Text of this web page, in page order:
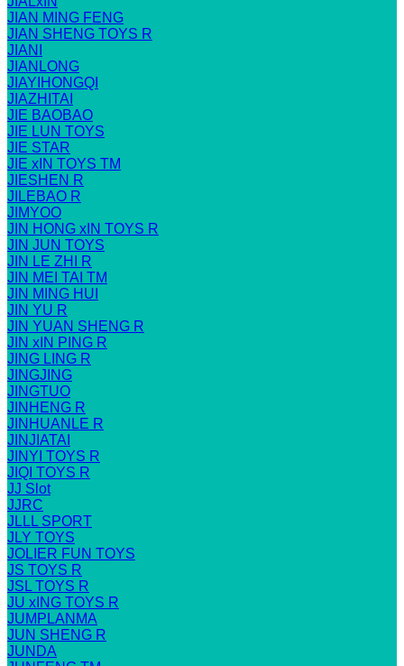
JIAN MING FENG
JIAN SHENG TOYS R
JIANI
JIANLONG
JIAYIHONGQI
JIAZHITAI
JIE BAOBAO
JIE LUN TOYS
JIE STAR
JIE xIN TOYS TM
JIESHEN R
JILEBAO R
JIMYOO
JIN HONG xIN TOYS R
JIN JUN TOYS
JIN LE ZHI R
JIN MEI TAI TM
JIN MING HUI
JIN YU R
JIN YUAN SHENG R
JIN xIN PING R
JING LING R
JINGJING
JINGTUO
JINHENG R
JINHUANLE R
JINJIATAI
JINYI TOYS R
JIQI TOYS R
JJ Slot
JJRC
JLLL SPORT
JLY TOYS
JOLIER FUN TOYS
JS TOYS R
JSL TOYS R
JU xING TOYS R
JUMPLANMA
JUN SHENG R
JUNDA